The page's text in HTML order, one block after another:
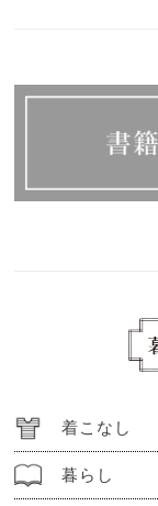
着こなし
暮らし